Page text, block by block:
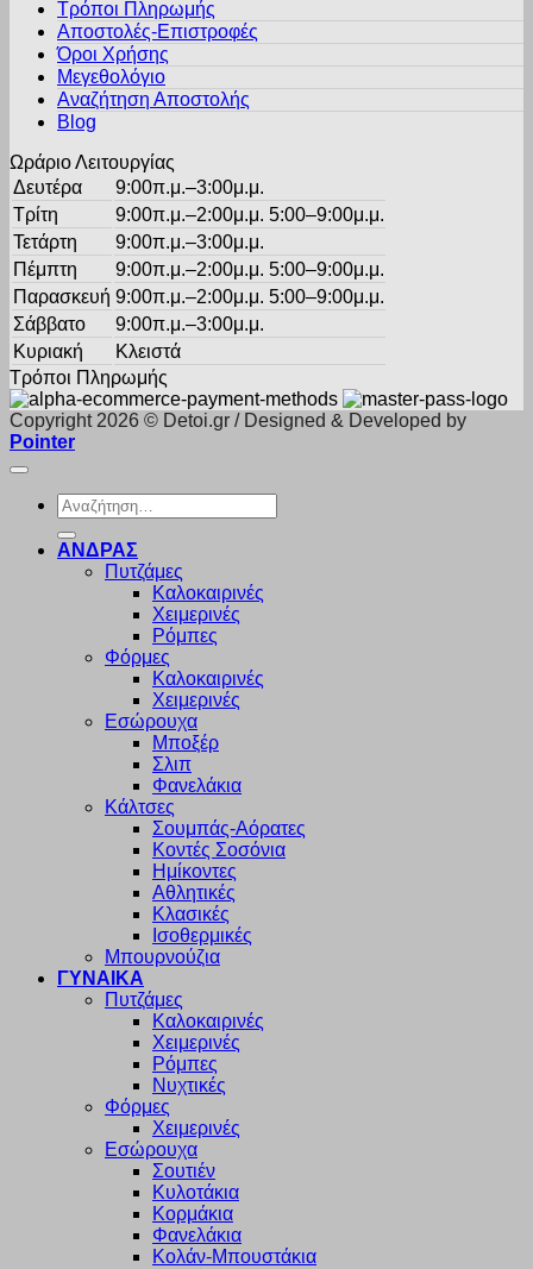
μπορούν
επιλεγούν
σελίδα
Τρόποι Πληρωμής
Αποστολές-Επιστροφές
Όροι Χρήσης
Μεγεθολόγιο
Αναζήτηση Αποστολής
Blog
Ωράριο Λειτουργίας
Δευτέρα
9:00π.μ.–3:00μ.μ.
Τρίτη
9:00π.μ.–2:00μ.μ. 5:00–9:00μ.μ.
Τετάρτη
9:00π.μ.–3:00μ.μ.
Πέμπτη
9:00π.μ.–2:00μ.μ. 5:00–9:00μ.μ.
Παρασκευή 9:00π.μ.–2:00μ.μ. 5:00–9:00μ.μ.
Σάββατο
9:00π.μ.–3:00μ.μ.
Κυριακή
Κλειστά
Τρόποι Πληρωμής
Copyright 2026 © Detoi.gr / Designed & Developed by
Pointer
Αναζήτηση
για:
ΑΝΔΡΑΣ
Πυτζάμες
Καλοκαιρινές
Χειμερινές
Ρόμπες
Φόρμες
Καλοκαιρινές
Χειμερινές
Εσώρουχα
Μποξέρ
Σλιπ
Φανελάκια
Κάλτσες
Σουμπάς-Αόρατες
Κοντές Σοσόνια
Ημίκοντες
Αθλητικές
Κλασικές
Ισοθερμικές
Μπουρνούζια
ΓΥΝΑΙΚΑ
Πυτζάμες
Καλοκαιρινές
Χειμερινές
Ρόμπες
Νυχτικές
Φόρμες
Χειμερινές
Εσώρουχα
Σουτιέν
Κυλοτάκια
Κορμάκια
Φανελάκια
Κολάν-Μπουστάκια